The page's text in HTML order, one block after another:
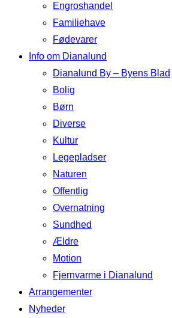
Engroshandel
Familiehave
Fødevarer
Info om Dianalund
Dianalund By – Byens Blad
Bolig
Børn
Diverse
Kultur
Legepladser
Naturen
Offentlig
Overnatning
Sundhed
Ældre
Motion
Fjernvarme i Dianalund
Arrangementer
Nyheder